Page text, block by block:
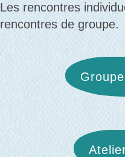
Les rencontres
rencontres de groupe.